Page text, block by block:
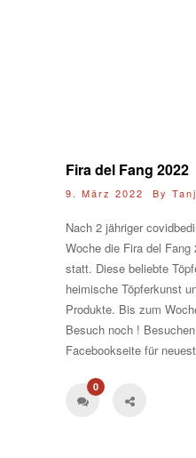
Fira del Fang 2022
9. März 2022 By
Nach 2 jähriger
Woche die Fira del
statt. Diese beliebte
heimische Töpferkunst
Produkte. Bis zum
Besuch noch !
Facebookseite für
0